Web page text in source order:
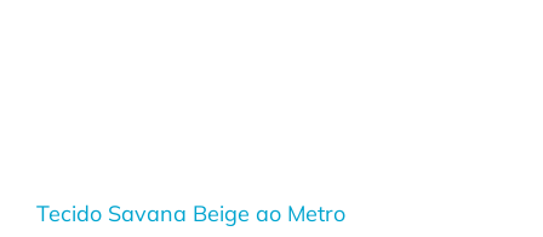
Tecido Savana Beige ao Metro